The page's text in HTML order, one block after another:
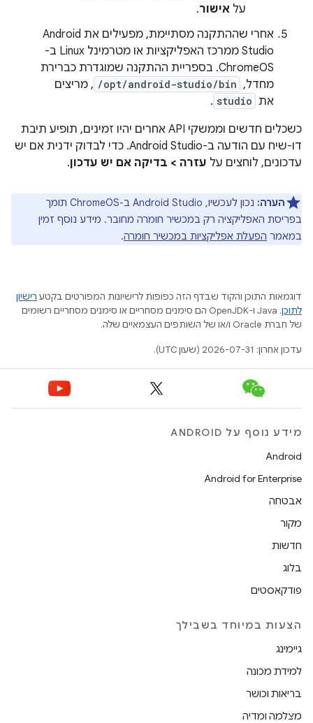
על אישור.
אחרי שההתקנה מסתיימת, מפעילים את Android
Studio ממרכז האפליקציות או מטרמינל Linux ב-
ChromeOS. בספריית ההתקנה שמוגדרת כברירת
מחדל, /opt/android-studio/bin , מריצים
את studio
.
כשכלים חדשים וממשקי API אחרים יהיו זמינים, תופיע תיבת
דו-שיח עם הודעה ב-Android Studio. כדי לבדוק ידנית אם יש
עדכונים, לוחצים על עזרה > בדיקה אם יש עדכון.
הערה:
נכון לעכשיו, Android Studio ב-ChromeOS תומך
בפריסת האפליקציה רק במכשיר חומרה מחובר. מידע נוסף זמין
במאמר הפעלת אפליקציות במכשיר חומרה.
דוגמאות התוכן והקוד שבדף הזה כפופות לרישיונות המפורטים בקטע רישיון
לתוכן
.‏ Java ו-OpenJDK הם סימנים מסחריים או סימנים מסחריים רשומים
של חברת Oracle ו/או של השותפים העצמאיים שלה.
עדכון אחרון: 2026-07-31 (שעון UTC).
מידע נוסף על ANDROID
Android
Android for Enterprise
אבטחה
מקור
חדשות
בלוג
פודקאסטים
הצעות במיוחד בשבילך
גיימינג
למידת מכונה
בריאות וכושר
מצלמה ומדיה